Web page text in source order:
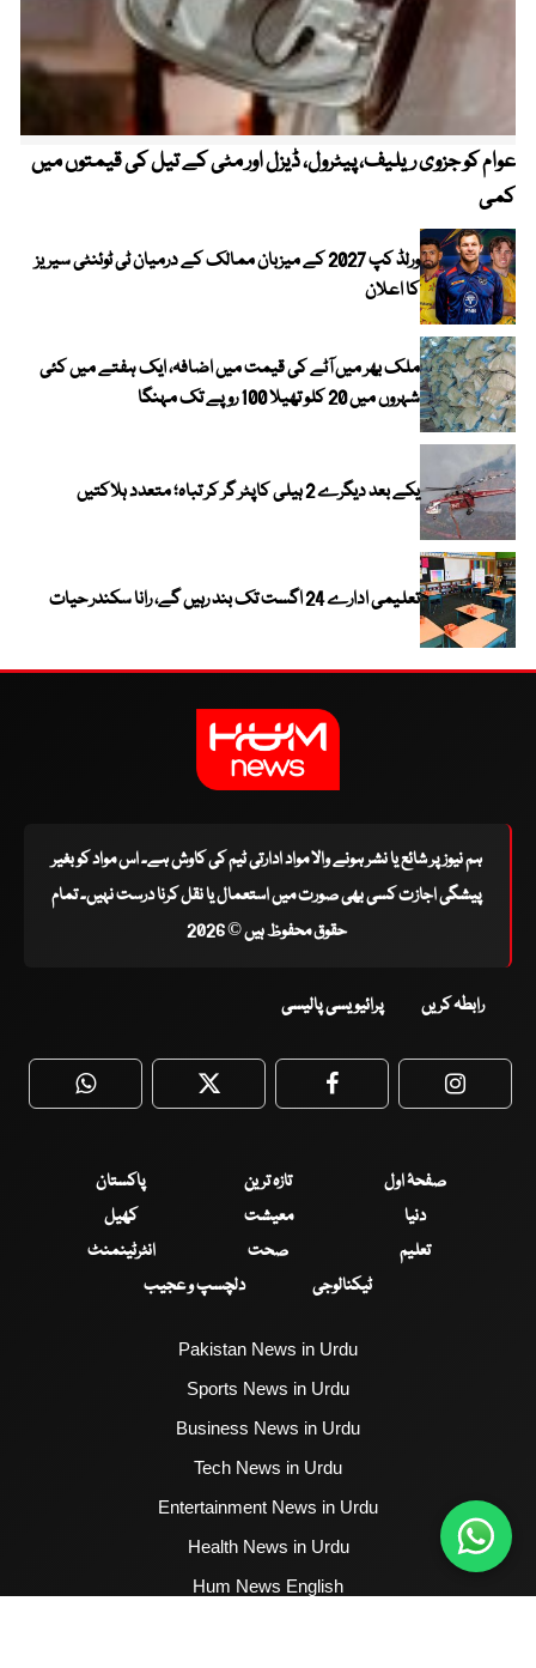
عوام کو جزوی ریلیف، پیٹرول، ڈیزل اور مٹی کے تیل کی قیمتوں میں
کمی
ورلڈ کپ 2027 کے میزبان ممالک کے درمیان ٹی ٹوئنٹی سیریز
کا اعلان
ملک بھر میں آٹے کی قیمت میں اضافہ، ایک ہفتے میں کئی
شہروں میں 20 کلو تھیلا 100 روپے تک مہنگا
یکے بعد دیگرے 2 ہیلی کاپٹر گر کر تباہ؛ متعدد ہلاکتیں
تعلیمی ادارے 24 اگست تک بند رہیں گے، رانا سکندر حیات
ہم نیوز پر شائع یا نشر ہونے والا مواد ادارتی ٹیم کی کاوش ہے۔ اس مواد کو بغیر
پیشگی اجازت کسی بھی صورت میں استعمال یا نقل کرنا درست نہیں۔ تمام
حقوق محفوظ ہیں © 2026
رابطہ کریں پرائیویسی پالیسی
WhatsApp Twitter Facebook
صفحۂ اول تازہ ترین
پاکستان
دنیا
معیشت
کھیل
تعلیم
صحت
انٹرٹینمنٹ
ٹیکنالوجی
دلچسپ و عجیب
Pakistan News in Urdu
Sports News in Urdu
Business News in Urdu
Tech News in Urdu
Entertainment News in Urdu
Health News in Urdu
Hum News English